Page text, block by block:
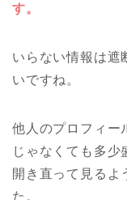
す。
いらない情報は遮
いですね。
他人のプロフィー
じゃなくても多少
開き直って見るよ
た。